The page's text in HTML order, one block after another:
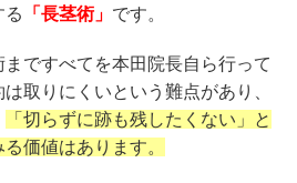
る
「長茎術」 です。
ですべてを本田院長自ら行って
取りにくいという難点があり、
「切らずに跡も残したくない」と
価値はあります。